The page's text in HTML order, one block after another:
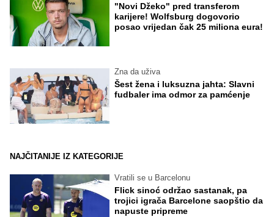
"Novi Džeko" pred transferom
karijere! Wolfsburg dogovorio
posao vrijedan čak 25 miliona eura!
Zna da uživa
Šest žena i luksuzna jahta: Slavni
fudbaler ima odmor za pamćenje
NAJČITANIJE IZ KATEGORIJE
Vratili se u Barcelonu
Flick sinoć održao sastanak, pa
trojici igrača Barcelone saopštio da
napuste pripreme